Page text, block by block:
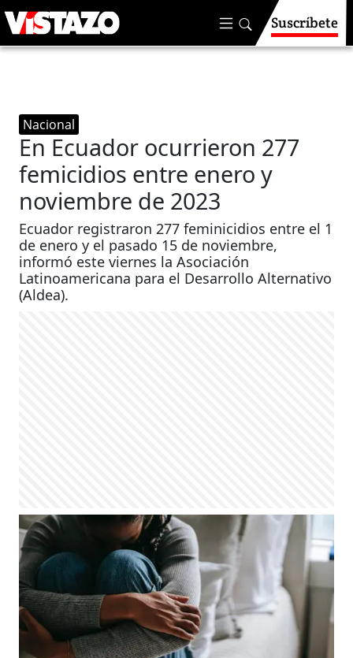
Suscríbete
Nacional
En Ecuador ocurrieron 277
femicidios entre enero y
noviembre de 2023
Ecuador registraron 277 feminicidios entre el 1
de enero y el pasado 15 de noviembre,
informó este viernes la Asociación
Latinoamericana para el Desarrollo Alternativo
(Aldea).